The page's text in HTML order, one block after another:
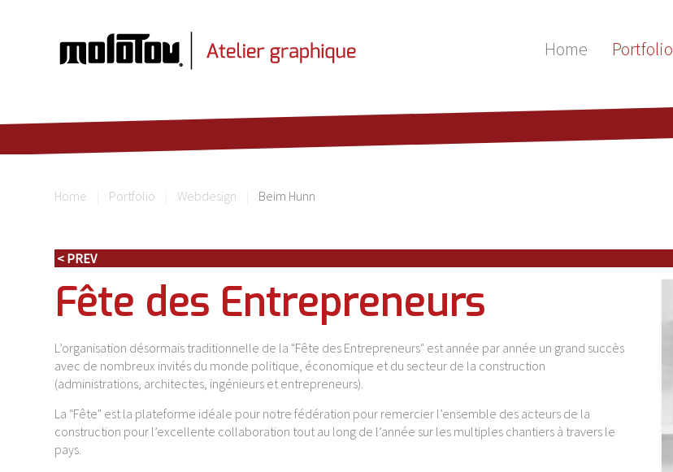
Home Portfolio
Home Portfolio Webdesign Beim Hunn
< PREV
Fête des Entrepreneurs
L’organisation désormais traditionnelle de la "Fête des Entrepreneurs" est année par année un grand succès
avec de nombreux invités du monde politique, économique et du secteur de la construction
(administrations, architectes, ingénieurs et entrepreneurs).
La "Fête" est la plateforme idéale pour notre fédération pour remercier l’ensemble des acteurs de la
construction pour l’excellente collaboration tout au long de l’année sur les multiples chantiers à travers le
pays.